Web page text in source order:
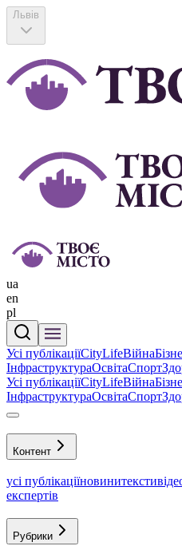
Львів
ua
en
pl
Усі публікаціїCityLifeВійна
ІнфраструктураОсвітаСпорт
Усі публікаціїCityLifeВійна
ІнфраструктураОсвітаСпорт
Контент
усі публікаціїновинитексти
експертів
Рубрики